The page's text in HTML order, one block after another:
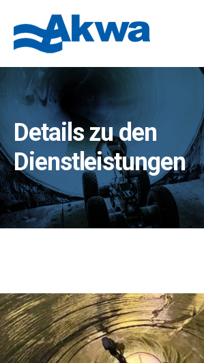
Details zu den
Dienstleistungen